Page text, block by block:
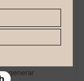
Conocer
para
a largo
generar